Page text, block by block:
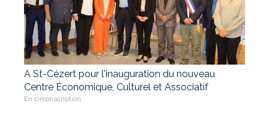
A St-Cézert pour l'inauguration du nouveau
Centre Économique, Culturel et Associatif
En circonscription